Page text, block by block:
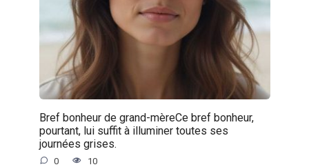
Bref bonheur de grand-mèreCe bref bonheur,
pourtant, lui suffit à illuminer toutes ses
journées grises.
0 10